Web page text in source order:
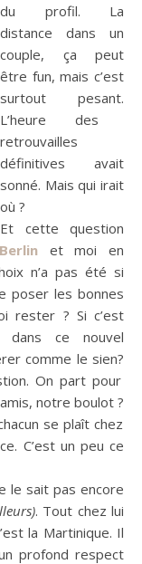
du profil. La
distance dans un
couple, ça peut
être fun, mais c’est
surtout pesant.
L’heure des
retrouvailles
définitives avait
sonné. Mais qui irait
où ?
Et cette question
Berlin et moi en
n’a pas été si
poser les bonnes
rester ? Si c’est
ce nouvel
comme le sien?
On part pour
notre boulot ?
se plaît chez
C’est un peu ce
le sait pas encore
. Tout chez lui
la Martinique. Il
profond respect